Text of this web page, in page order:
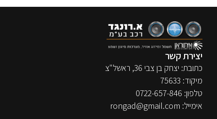
יצירת קשר
כתובת: יצחק בן צבי 36, ראשל"צ
מיקוד: 75633
טלפון: 0722-657-846
אימייל: rongad@gmail.com